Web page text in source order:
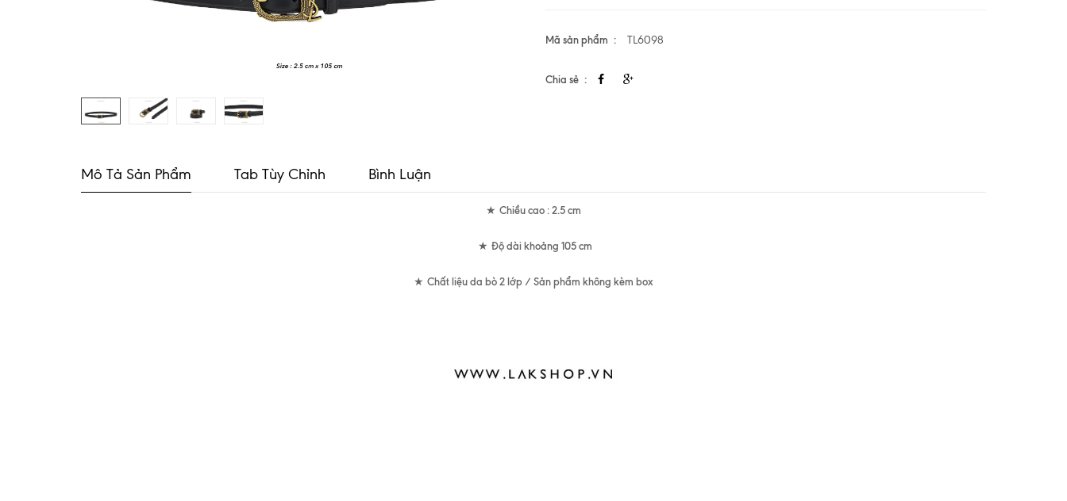
Mã sản phẩm TL6098
Chia sẻ
Mô Tả Sản Phẩm Tab Tùy Chỉnh Bình Luận
★ Chiều cao : 2.5 cm
★ Độ dài khoảng 105 cm
★ Chất liệu da bò 2 lớp / Sản phẩm không kèm box